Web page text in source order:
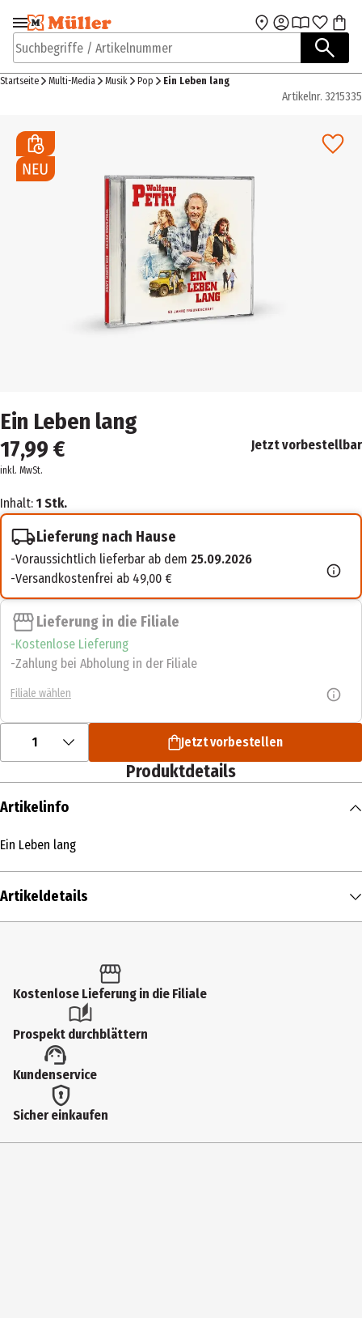
Zur Navigation
springen
Zum Hauptinhalt
Suchbegriffe / Artikelnummer
Startseite Multi-Media Musik Pop Ein Leben lang
Artikelnr. 3215335
Ein Leben lang
17,99 €
inkl. MwSt.
Jetzt vorbestellbar
Inhalt: 1 Stk.
Lieferung nach Hause
Voraussichtlich lieferbar ab dem 25.09.2026
Versandkostenfrei ab 49,00 €
Lieferung in die Filiale
Kostenlose Lieferung
Zahlung bei Abholung in der Filiale
Filiale wählen
1 Jetzt vorbestellen
Produktdetails
Artikelinfo
Ein Leben lang
Artikeldetails
Produkttyp
Künstler
Wolfgang Petry
Kostenlose Lieferung in die Filiale
Prospekt durchblättern
Kundenservice
Sicher einkaufen